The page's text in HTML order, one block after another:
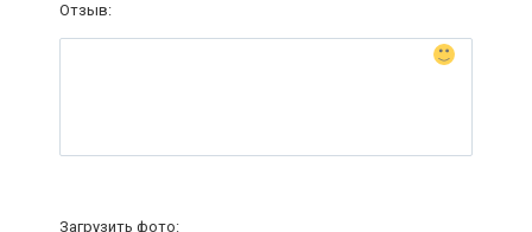
Отзыв:
Загрузить фото: